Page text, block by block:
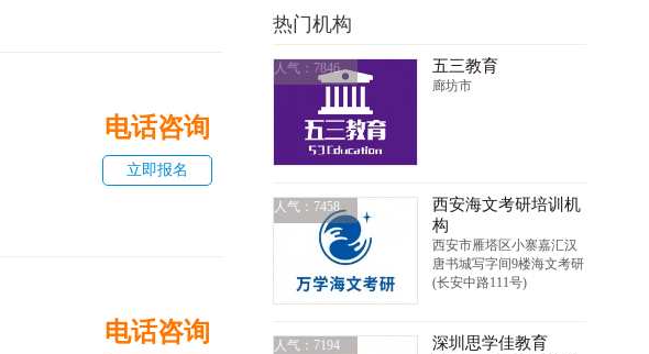
电话咨询
立即报名
电话咨询
热门机构
人气：7846 五三教育
廊坊市
人气：7458
西安海文考研培训机
构
西安市雁塔区小寨嘉汇汉
唐书城写字间9楼海文考研
(长安中路111号)
人气：7194 深圳思学佳教育